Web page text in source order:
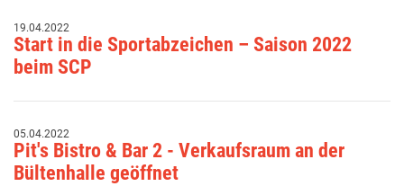
19.04.2022
Start in die Sportabzeichen – Saison 2022
beim SCP
05.04.2022
Pit's Bistro & Bar 2 - Verkaufsraum an der
Bültenhalle geöffnet